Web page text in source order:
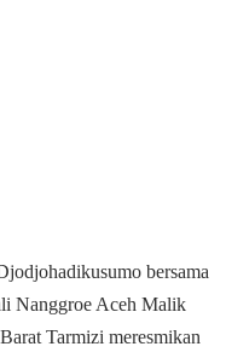
bersama
Nanggroe Aceh Malik
Tarmizi meresmikan